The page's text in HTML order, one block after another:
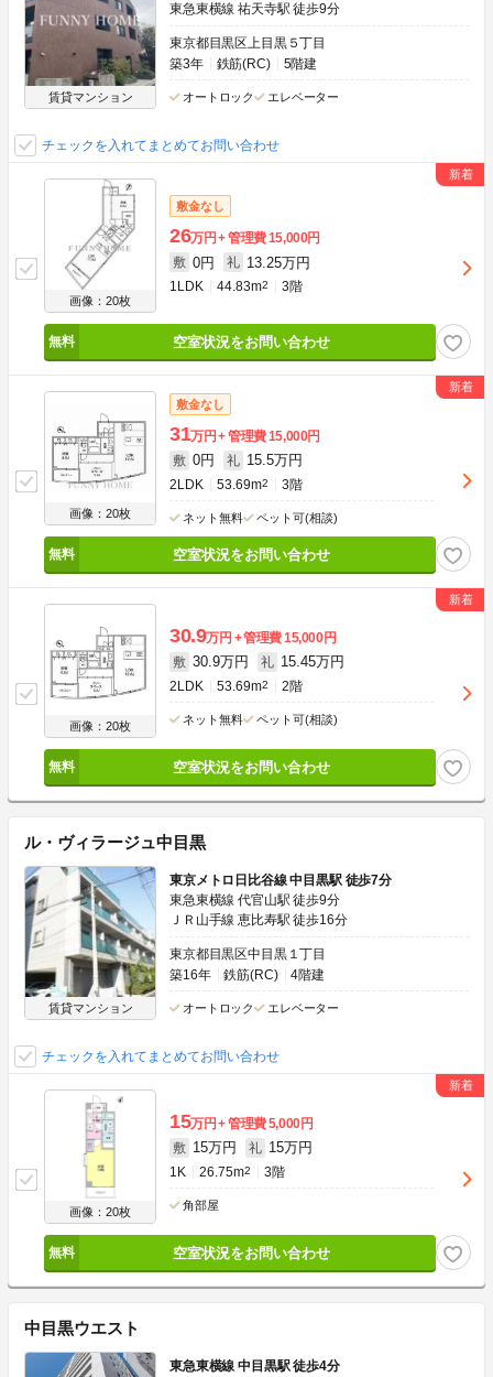
賃貸マンション
東急東横線 祐天寺駅 徒歩9分
東京都目黒区上目黒５丁目
築3年
鉄筋(RC) 5階建
オートロック エレベーター
チェックを入れてまとめてお問い合わせ
画像：20枚
敷金なし
26万円 管理費15,000円
敷 0円 礼 13.25万円
1LDK 44.83m2 3階
空室状況をお問い合わせ
画像：20枚
敷金なし
31万円 管理費15,000円
敷 0円 礼 15.5万円
2LDK 53.69m2 3階
ネット無料 ペット可(相談)
空室状況をお問い合わせ
画像：20枚
30.9万円 管理費15,000円
敷 30.9万円 礼 15.45万円
2LDK 53.69m2 2階
ネット無料 ペット可(相談)
空室状況をお問い合わせ
ル・ヴィラージュ中目黒
賃貸マンション
東京メトロ日比谷線 中目黒駅 徒歩7分
東急東横線 代官山駅 徒歩9分
ＪＲ山手線 恵比寿駅 徒歩16分
東京都目黒区中目黒１丁目
築16年
鉄筋(RC) 4階建
オートロック エレベーター
チェックを入れてまとめてお問い合わせ
画像：20枚
15万円 管理費5,000円
敷 15万円 礼 15万円
1K 26.75m2 3階
角部屋
空室状況をお問い合わせ
中目黒ウエスト
東急東横線 中目黒駅 徒歩4分